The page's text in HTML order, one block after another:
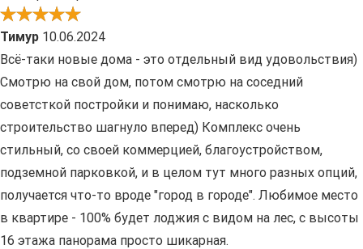
Тимур 10.06.2024
Всё-таки новые дома - это отдельный вид удовольствия)
Смотрю на свой дом, потом смотрю на соседний
советсткой постройки и понимаю, насколько
строительство шагнуло вперед) Комплекс очень
стильный, со своей коммерцией, благоустройством,
подземной парковкой, и в целом тут много разных опций,
получается что-то вроде "город в городе". Любимое место
в квартире - 100% будет лоджия с видом на лес, с высоты
16 этажа панорама просто шикарная.